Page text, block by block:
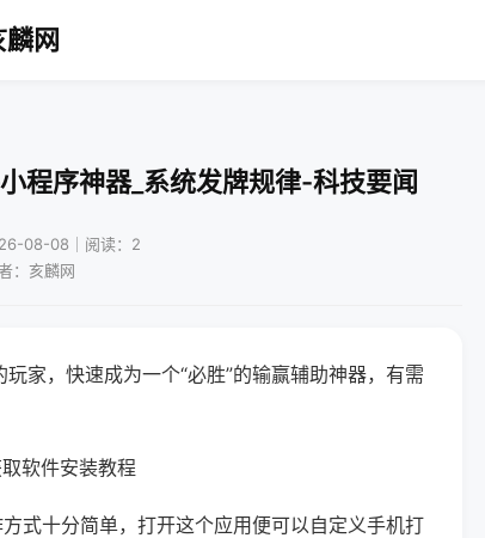
麟网
程序神器_系统发牌规律-科技要闻
08-08｜阅读：2
：亥麟网
家，快速成为一个“必胜”的输赢辅助神器，有需
软件安装教程
式十分简单，打开这个应用便可以自定义手机打